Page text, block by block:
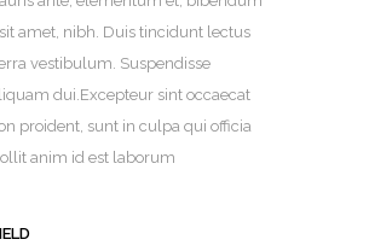
amet, nibh. Duis tincidunt lectus
vestibulum. Suspendisse
dui.Excepteur sint occaecat
proident, sunt in culpa qui officia
anim id est laborum